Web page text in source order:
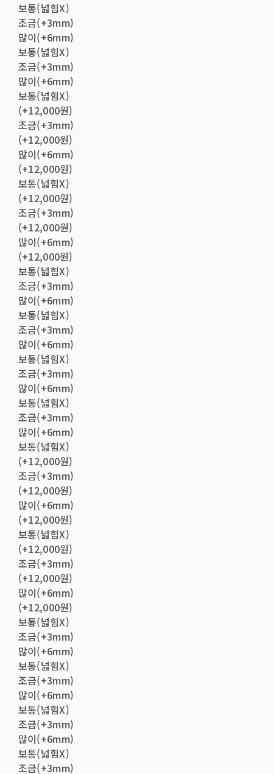
보통(넓힘X)
조금(+3mm)
많이(+6mm)
보통(넓힘X)
조금(+3mm)
많이(+6mm)
보통(넓힘X)
(+12,000원)
조금(+3mm)
(+12,000원)
많이(+6mm)
(+12,000원)
보통(넓힘X)
(+12,000원)
조금(+3mm)
(+12,000원)
많이(+6mm)
(+12,000원)
보통(넓힘X)
조금(+3mm)
많이(+6mm)
보통(넓힘X)
조금(+3mm)
많이(+6mm)
보통(넓힘X)
조금(+3mm)
많이(+6mm)
보통(넓힘X)
조금(+3mm)
많이(+6mm)
보통(넓힘X)
(+12,000원)
조금(+3mm)
(+12,000원)
많이(+6mm)
(+12,000원)
보통(넓힘X)
(+12,000원)
조금(+3mm)
(+12,000원)
많이(+6mm)
(+12,000원)
보통(넓힘X)
조금(+3mm)
많이(+6mm)
보통(넓힘X)
조금(+3mm)
많이(+6mm)
보통(넓힘X)
조금(+3mm)
많이(+6mm)
보통(넓힘X)
조금(+3mm)